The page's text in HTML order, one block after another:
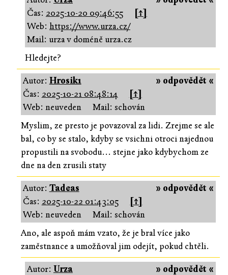
Čas: 2025-10-20 09:46:55
[↑]
Web: https://www.urza.cz/
Mail: urza v doméně urza.cz
Hledejte?
» odpovědět «
Autor: Hrosik1
Čas: 2025-10-21 08:48:14
[↑]
Web: neuveden
Mail: schován
Myslim, ze presto je povazoval za lidi. Zrejme se ale
bal, co by se stalo, kdyby se vsichni otroci najednou
propustili na svobodu... stejne jako kdybychom ze
dne na den zrusili staty
» odpovědět «
Autor: Tadeas
Čas: 2025-10-22 01:43:05
[↑]
Web: neuveden
Mail: schován
Ano, ale aspoň mám vzato, že je bral více jako
zaměstnance a umožňoval jim odejít, pokud chtěli.
» odpovědět «
Autor: Urza